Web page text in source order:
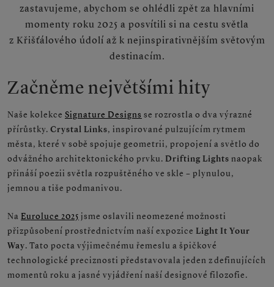
zastavujeme, abychom se ohlédli zpět za hlavními
momenty roku 2025 a posvítili si na cestu světla
z Křišťálového údolí až k nejinspirativ­nějším světovým
destinacím.
Začněme největšími hity
Naše kolekce Signature Designs se rozrostla o dva výrazné
přírůstky. Crystal Links, inspirované pulzujícím rytmem
města, které v sobě spojuje geometrii, propojení a světlo do
odvážného architektonického prvku. Drifting Lights naopak
přináší poezii světla rozpuštěného ve skle – plynulou,
jemnou a tiše podmanivou.
Na Euroluce 2025 jsme oslavili neomezené možnosti
přizpůsobení prostřednictvím naší expozice Light It Your
Way. Tato pocta výjimečnému řemeslu a špičkové
technologické preciznosti představovala jeden z definujících
momentů roku a jasné vyjádření naší designové filozofie.